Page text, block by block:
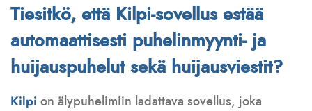
Tiesitkö, että Kilpi-sovellus estää
automaattisesti puhelinmyynti- ja
huijauspuhelut sekä huijausviestit?
Kilpi on älypuhelimiin ladattava sovellus, joka